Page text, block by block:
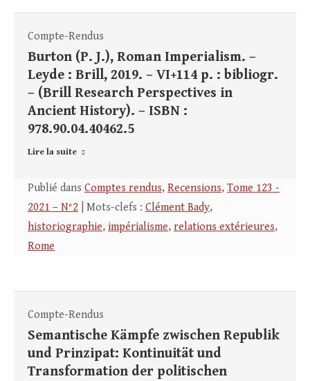
Compte-Rendus
Burton (P. J.), Roman Imperialism. –
Leyde : Brill, 2019. – VI+114 p. : bibliogr.
– (Brill Research Perspectives in
Ancient History). – ISBN :
978.90.04.40462.5
Lire la suite
Publié dans Comptes rendus, Recensions, Tome 123 -
2021 – N°2 | Mots-clefs : Clément Bady,
historiographie, impérialisme, relations extérieures,
Rome
Compte-Rendus
Semantische Kämpfe zwischen Republik
und Prinzipat: Kontinuität und
Transformation der politischen